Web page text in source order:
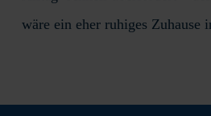
wäre ein eher ruhiges Zuhause